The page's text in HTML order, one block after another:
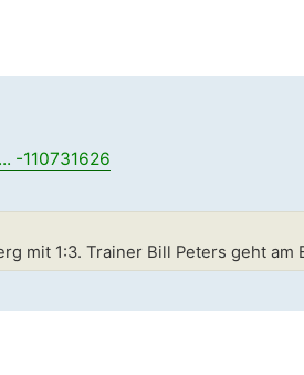
-110731626
mit 1:3. Trainer Bill Peters geht am